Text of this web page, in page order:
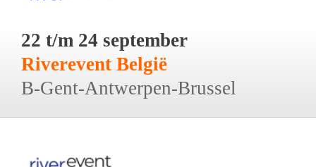
22 t/m 24 september
Riverevent België
B-Gent-Antwerpen-Brussel